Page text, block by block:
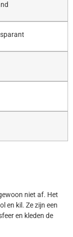
niet af. Het
en kil. Ze zijn een
en kleden de